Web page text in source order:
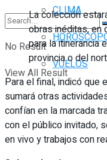
No Result
View All Result
CLIMA
VUELOS
La colección
obras inéditas,
para la itinerancia
provincia o del
Para el final, indicó que
sumará otras
confían en la marcada
con el público invitado,
en vivo y trabajos con